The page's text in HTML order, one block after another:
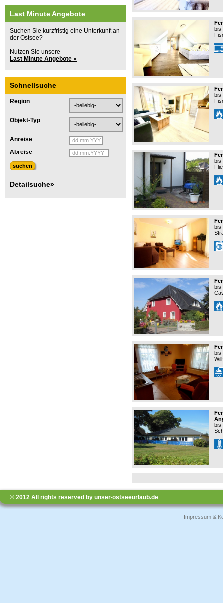
Last Minute Angebote
Suchen Sie kurzfristig eine Unterkunft an
der Ostsee?
Nutzen Sie unsere
Last Minute Angebote »
Schnellsuche
Region
Objekt-Typ
Anreise
Abreise
Detailsuche»
bis
bis
bis
bis
bis
bis
bis
© 2012 All rights reserved by unser-ostseeurlaub.de
Impressum &